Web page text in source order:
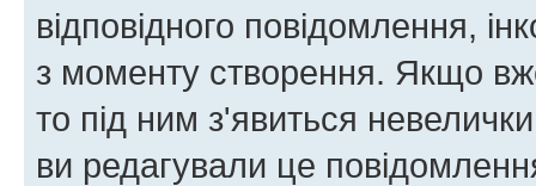
відповідного повідомлення,
з моменту створення. Якщо
то під ним з'явиться
ви редагували це